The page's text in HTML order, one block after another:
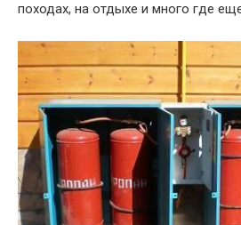
походах, на отдыхе и много где